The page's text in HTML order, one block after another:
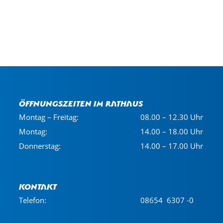
Öffnungszeiten im Rathaus
Montag – Freitag:
08.00 – 12.30 Uhr
Montag:
14.00 – 18.00 Uhr
Donnerstag:
14.00 – 17.00 Uhr
Kontakt
Telefon: 08654 6307 -0